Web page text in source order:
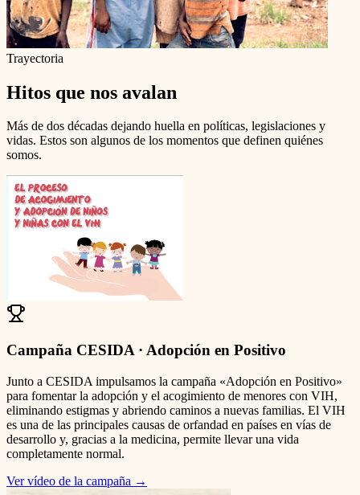
Trayectoria
Hitos que nos avalan
Más de dos décadas dejando huella en políticas, legislaciones y
vidas. Estos son algunos de los momentos que definen quiénes
somos.
Campaña CESIDA · Adopción en Positivo
Junto a CESIDA impulsamos la campaña «Adopción en Positivo»
para fomentar la adopción y el acogimiento de menores con VIH,
eliminando estigmas y abriendo caminos a nuevas familias. El VIH
es una de las principales causas de orfandad en países en vías de
desarrollo y, gracias a la medicina, permite llevar una vida
completamente normal.
Ver vídeo de la campaña →